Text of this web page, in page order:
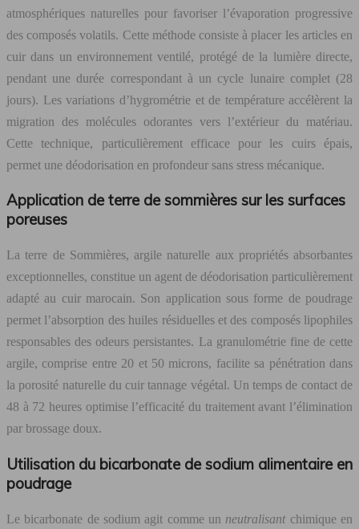
atmosphériques naturelles pour favoriser l’évaporation progressive
des composés volatils. Cette méthode consiste à placer les articles en
cuir dans un environnement ventilé, protégé de la lumière directe,
pendant une durée correspondant à un cycle lunaire complet (28
jours). Les variations d’hygrométrie et de température accélèrent la
migration des molécules odorantes vers l’extérieur du matériau.
Cette technique, particulièrement efficace pour les cuirs épais,
permet une déodorisation en profondeur sans stress mécanique.
Application de terre de sommières sur les surfaces
poreuses
La terre de Sommières, argile naturelle aux propriétés absorbantes
exceptionnelles, constitue un agent de déodorisation particulièrement
adapté au cuir marocain. Son application sous forme de poudrage
permet l’absorption des huiles résiduelles et des composés lipophiles
responsables des odeurs persistantes. La granulométrie fine de cette
argile, comprise entre 20 et 50 microns, facilite sa pénétration dans
la porosité naturelle du cuir tannage végétal. Un temps de contact de
48 à 72 heures optimise l’efficacité du traitement avant l’élimination
par brossage doux.
Utilisation du bicarbonate de sodium alimentaire en
poudrage
Le bicarbonate de sodium agit comme un neutralisant chimique en